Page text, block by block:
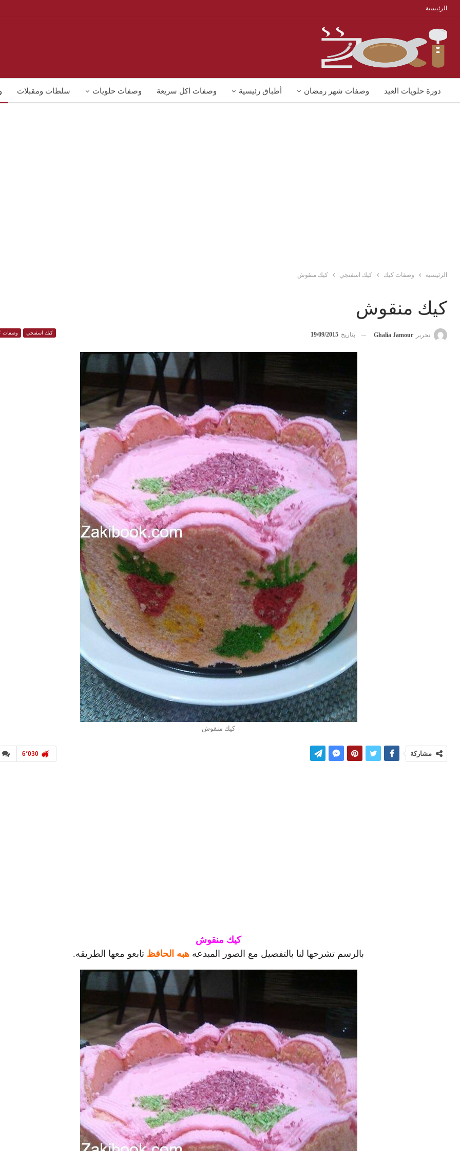
الرئيسية
دورة حلويات العيد وصفات شهر رمضان أطباق رئيسية وصفات اكل سريعة وصفات حلويات سلطات ومقبلات
الرئيسية وصفات كيك كيك اسفنجي كيك منقوش
كيك منقوش
كيك اسفنجي وصفات تحرير Ghalia Jamour بتاريخ 19/09/2015
كيك منقوش
6٬030 مشاركة
كيك منقوش
بالرسم تشرحها لنا بالتفصيل مع الصور المبدعه هبه الحافظ تابعو معها الطريقه.